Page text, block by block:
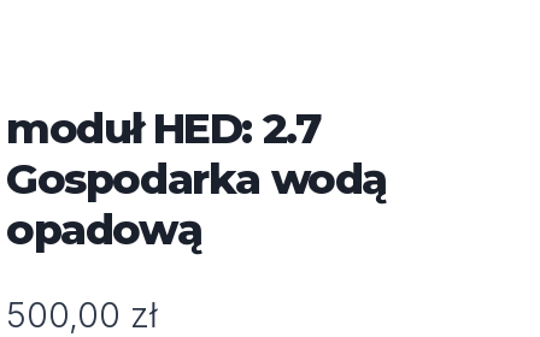
moduł HED: 2.7
Gospodarka wodą
opadową
500,00 zł